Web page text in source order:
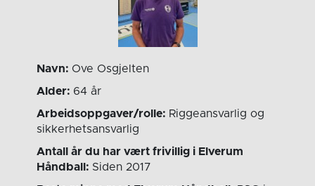
Navn:Ove Osgjelten
Alder: 64 år
Arbeidsoppgaver/rolle: Riggeansvarlig og
sikkerhetsansvarlig
Antall år du har vært frivillig i Elverum
Håndball: Siden 2017